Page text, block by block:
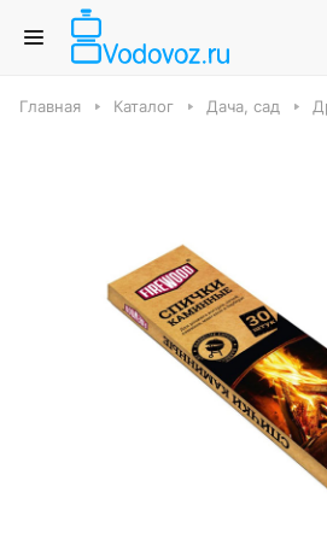
Главная Каталог Дача, сад